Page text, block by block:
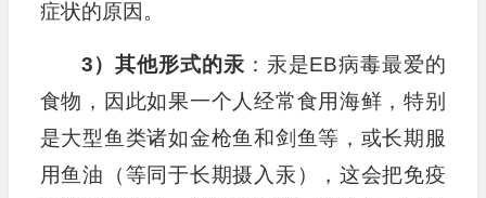
症状的原因。
3）其他形式的汞 ：汞是EB病毒最爱的
食物，因此如果一个人经常食用海鲜，特别
是大型鱼类诸如金枪鱼和剑鱼等，或长期服
用鱼油（等同于长期摄入汞），这会把免疫